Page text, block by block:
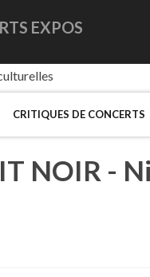
EXPOS
CRITIQUES DE CONCERTS
NOIR -